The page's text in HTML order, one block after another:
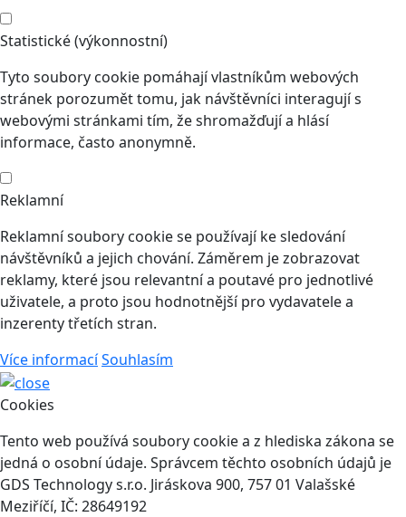
Statistické (výkonnostní)
Tyto soubory cookie pomáhají vlastníkům webových
stránek porozumět tomu, jak návštěvníci interagují s
webovými stránkami tím, že shromažďují a hlásí
informace, často anonymně.
Reklamní
Reklamní soubory cookie se používají ke sledování
návštěvníků a jejich chování. Záměrem je zobrazovat
reklamy, které jsou relevantní a poutavé pro jednotlivé
uživatele, a proto jsou hodnotnější pro vydavatele a
inzerenty třetích stran.
Více informacíSouhlasím
Cookies
Tento web používá soubory cookie a z hlediska zákona se
jedná o osobní údaje. Správcem těchto osobních údajů je
GDS Technology s.r.o. Jiráskova 900, 757 01 Valašské
Meziříčí, IČ: 28649192